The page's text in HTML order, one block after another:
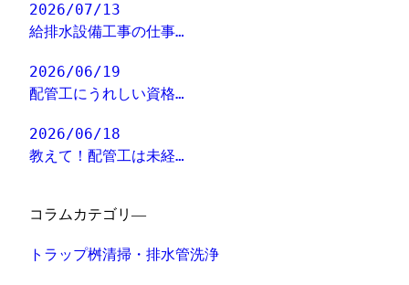
2026/07/13
給排水設備工事の仕事…
2026/06/19
配管工にうれしい資格…
2026/06/18
教えて！配管工は未経…
コラムカテゴリ―
トラップ桝清掃・排水管洗浄